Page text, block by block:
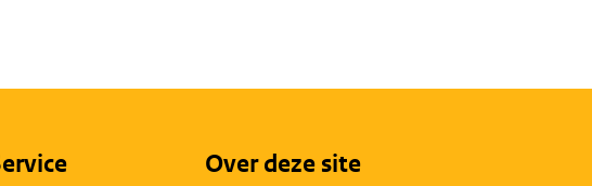
Over deze site